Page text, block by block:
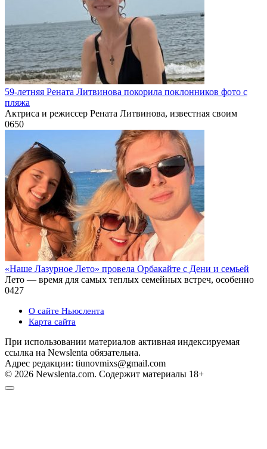
59-летняя Рената Литвинова покорила поклонников фото с
пляжа
Актриса и режиссер Рената Литвинова, известная своим
0650
«Наше Лазурное Лето» провела Орбакайте с Дени и семьей
Лето — время для самых теплых семейных встреч, особенно
0427
О сайте Ньюслента
Карта сайта
При использовании материалов активная индексируемая
ссылка на Newslenta обязательна.
Адрес редакции: tiunovmixs@gmail.com
© 2026 Newslenta.com. Содержит материалы 18+